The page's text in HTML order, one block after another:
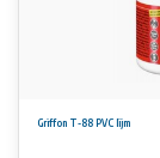
Griffon T-88 PVC lijm